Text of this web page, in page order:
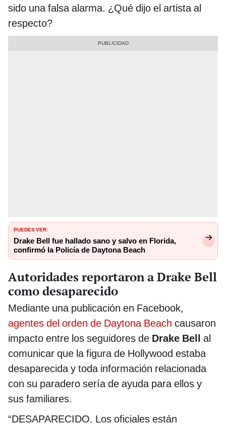
sido una falsa alarma. ¿Qué dijo el artista al
respecto?
PUEDES VER:
Drake Bell fue hallado sano y salvo en Florida,
confirmó la Policía de Daytona Beach
Autoridades reportaron a Drake Bell
como desaparecido
Mediante una publicación en Facebook,
agentes del orden de Daytona Beach causaron
impacto entre los seguidores de Drake Bell al
comunicar que la figura de Hollywood estaba
desaparecida y toda información relacionada
con su paradero sería de ayuda para ellos y
sus familiares.
“DESAPARECIDO. Los oficiales están